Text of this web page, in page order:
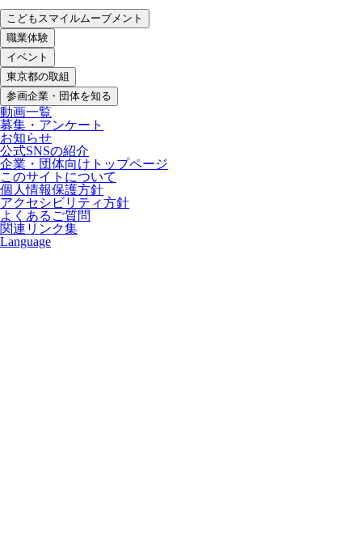
こどもスマイルムーブメント
職業体験
イベント
東京都の取組
参画企業・団体を知る
動画一覧
募集・アンケート
お知らせ
公式SNSの紹介
企業・団体向けトップページ
このサイトについて
個人情報保護方針
アクセシビリティ方針
よくあるご質問
関連リンク集
Language